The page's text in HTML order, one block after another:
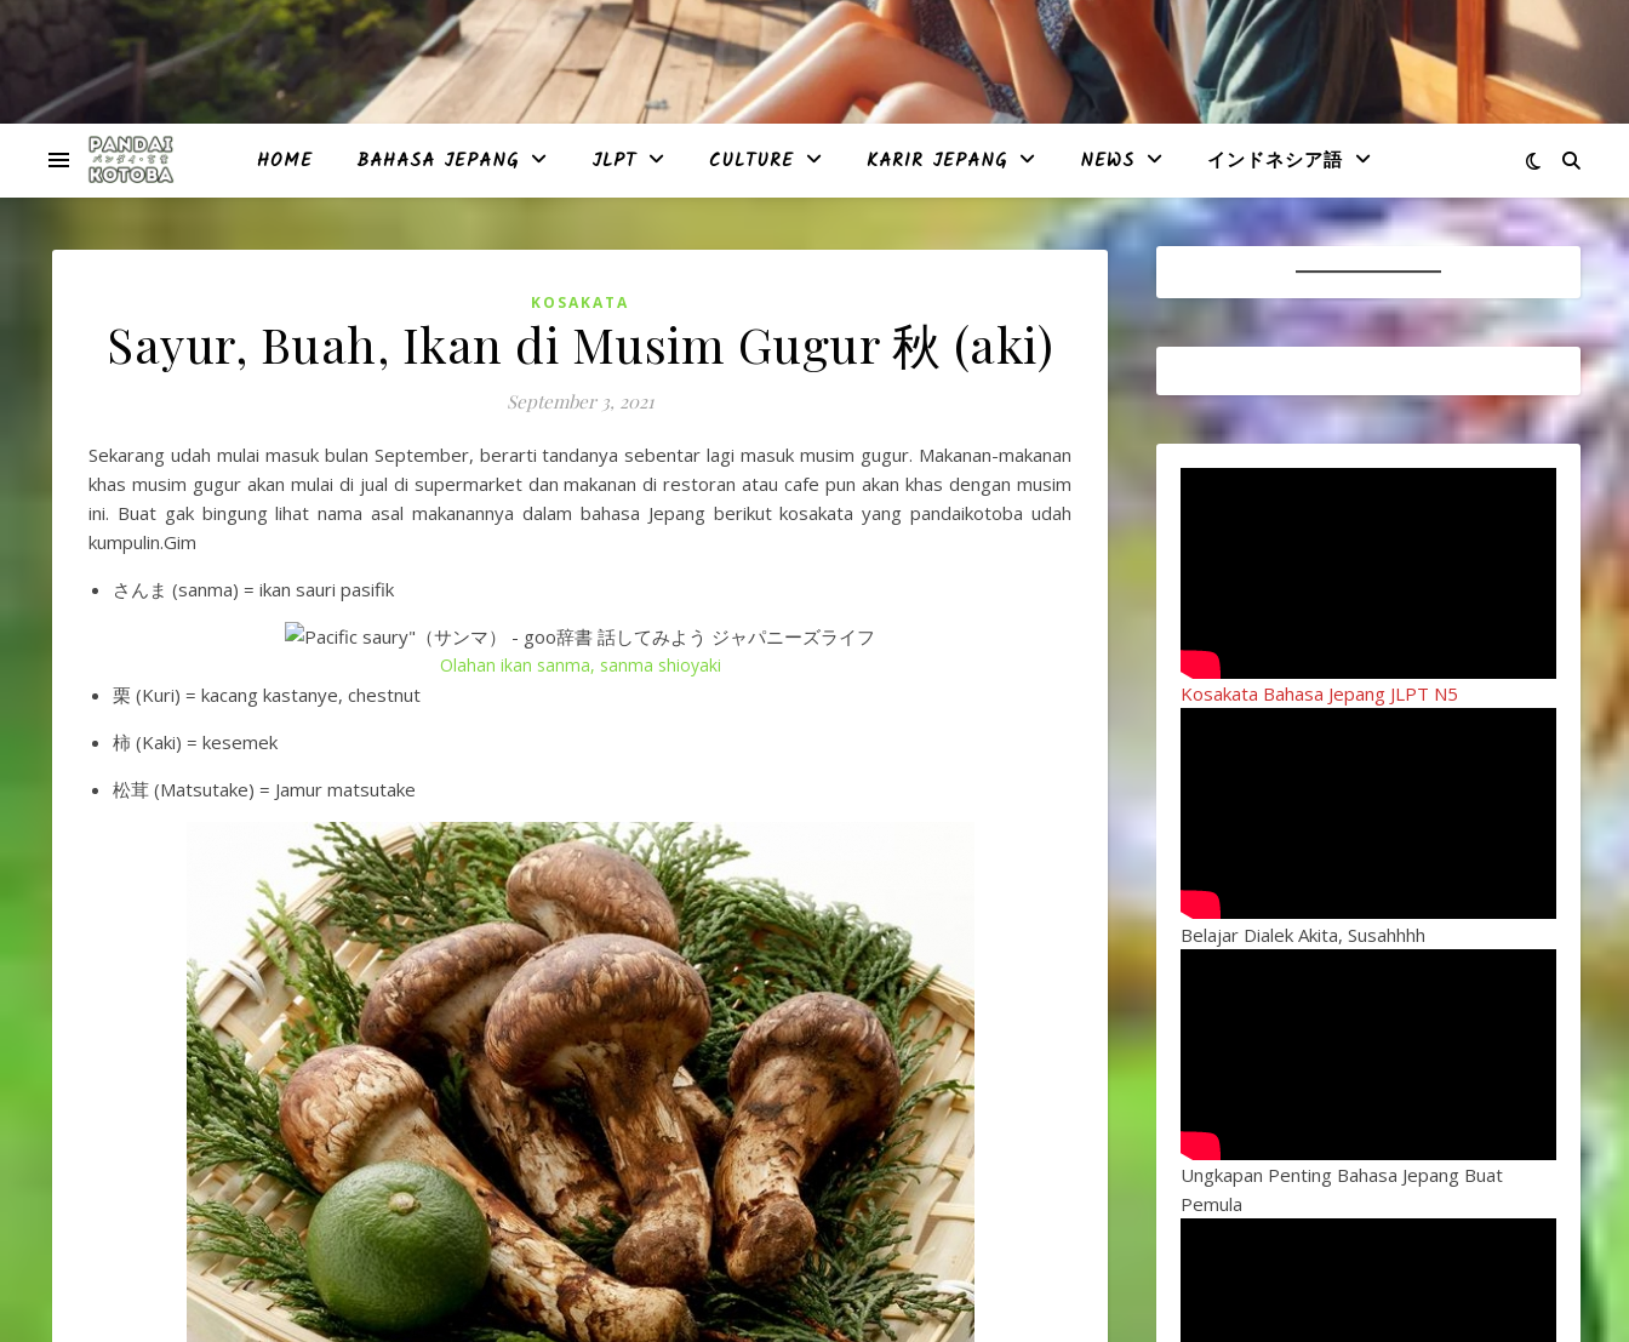
HOME BAHASA JEPANG JLPT CULTURE KARIR JEPANG NEWS インドネシア語
KOSAKATA
Sayur, Buah, Ikan di Musim Gugur 秋 (aki)
September 3, 2021
Sekarang udah mulai masuk bulan September, berarti tandanya sebentar lagi masuk musim gugur. Makanan-makanan
khas musim gugur akan mulai di jual di supermarket dan makanan di restoran atau cafe pun akan khas dengan musim
ini. Buat gak bingung lihat nama asal makanannya dalam bahasa Jepang berikut kosakata yang pandaikotoba udah
kumpulin.Gim
さんま (sanma) = ikan sauri pasifik
Olahan ikan sanma, sanma shioyaki
栗 (Kuri) = kacang kastanye, chestnut
柿 (Kaki) = kesemek
松茸 (Matsutake) = Jamur matsutake
Kosakata Bahasa Jepang JLPT N5
Belajar Dialek Akita, Susahhhh
Ungkapan Penting Bahasa Jepang Buat
Pemula